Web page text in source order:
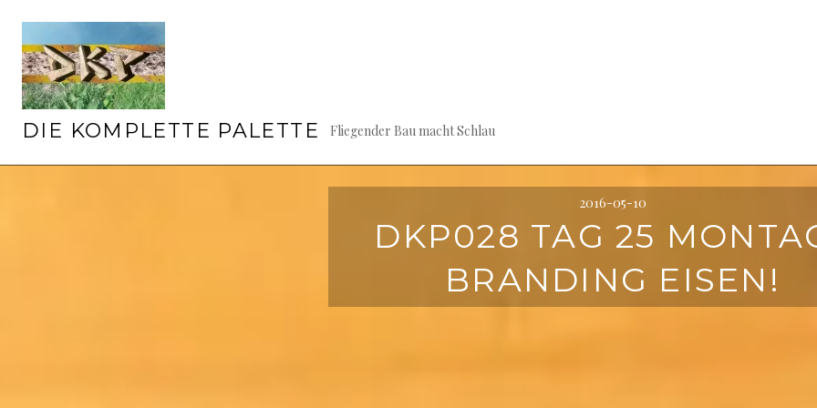
Inhalt
DIE KOMPLETTE PALETTE Fliegender Bau macht Schlau
2016-05-10
DKP028 TAG 25
BRANDING EISEN!